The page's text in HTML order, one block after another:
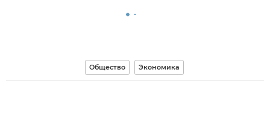
Общество Экономика